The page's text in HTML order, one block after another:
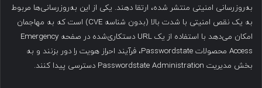
به‌روزرسانی امنیتی منتشر شده، ارتقا دهند. یکی از این به‌روزرسانی‌ها مربوط
به یک نقص امنیتی با شدت بالا (بدون شناسه CVE) است که به مهاجمان
امکان می‌دهد با استفاده از یک URL دستکاری‌شده در صفحه Emergency
Access محصولات Passwordstate، فرآیند احراز هویت را دور بزنند و به
بخش مدیریت Passwordstate Administration دسترسی پیدا کنند.